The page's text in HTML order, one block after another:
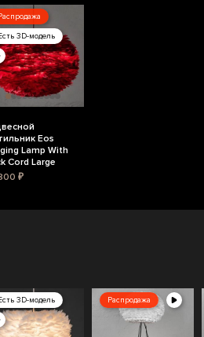
3D-модель
Eos
Lamp With
Cord Large
₽
3D-модель Распродажа